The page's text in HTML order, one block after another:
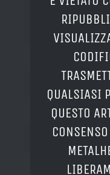
QUALSIASI
QUESTO